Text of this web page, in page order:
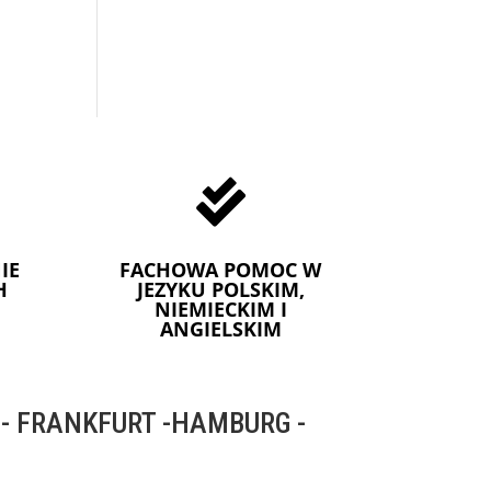

FACHOWA POMOC W
JEZYKU POLSKIM,
NIEMIECKIM I
ANGIELSKIM
FRANKFURT -HAMBURG -